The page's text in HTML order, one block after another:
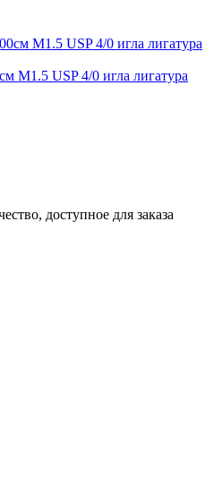
М1.5 USP 4/0 игла лигатура
доступное для заказа